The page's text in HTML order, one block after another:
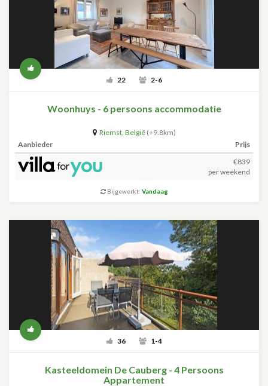
22 2-6
Woonhuys - 6 persoons accommodatie
Riemst, België (+9.8km)
Aanbieder
Prijs
€839
per weekend
Bijgewerkt: Vandaag
36 1-4
Kasteeldomein De Cauberg - 4 Persoons
Appartement